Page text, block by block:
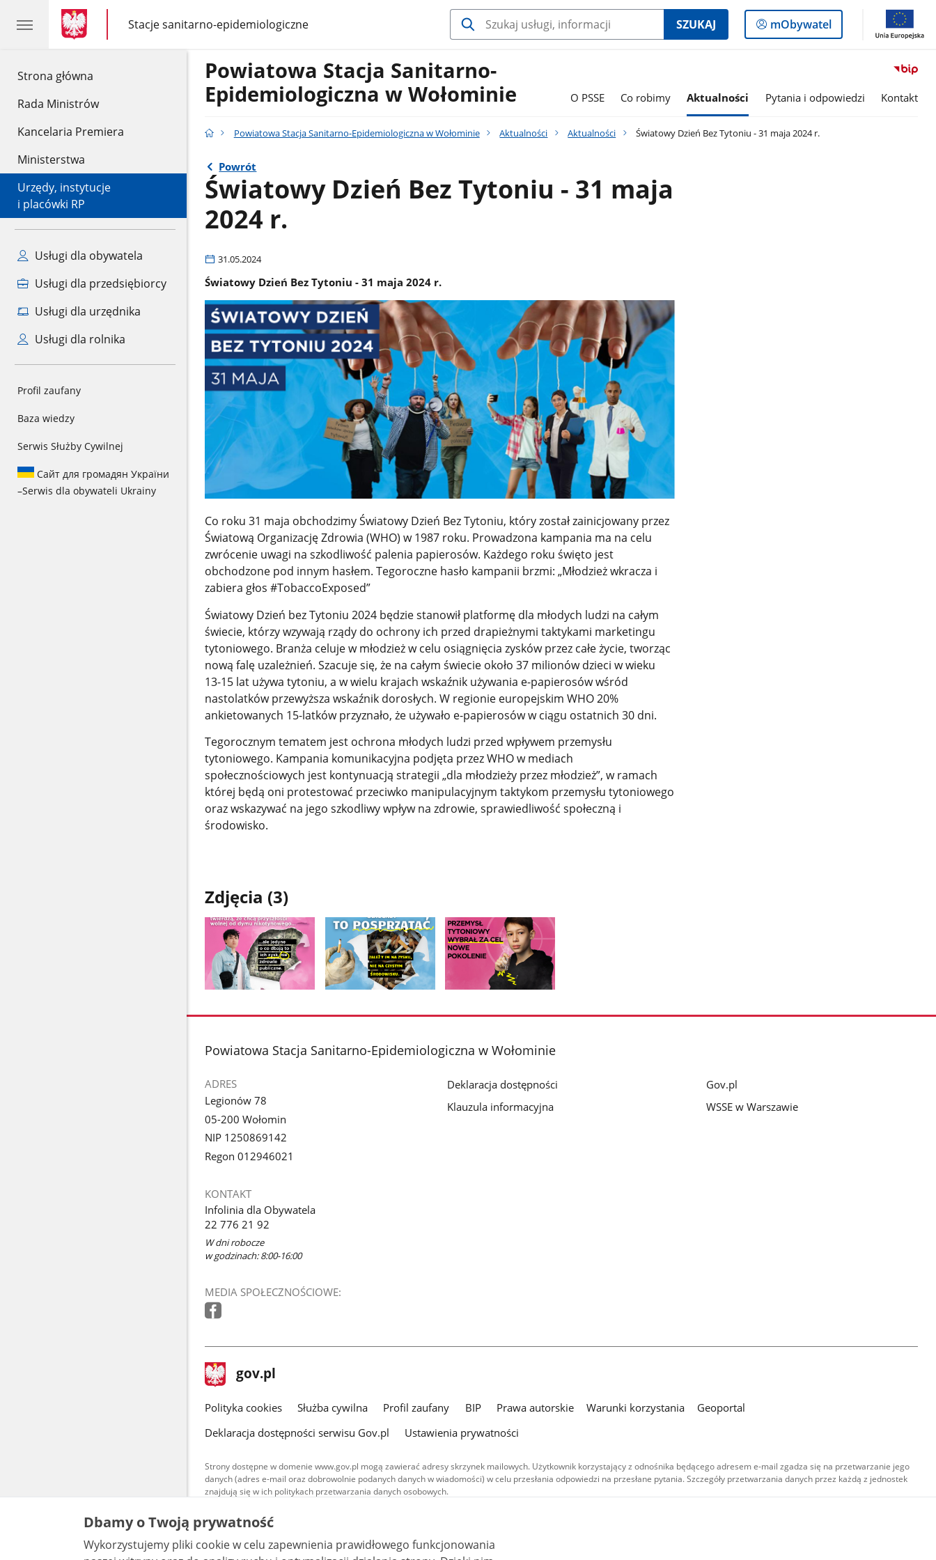
Strona główna
Rada Ministrów
Kancelaria Premiera
Ministerstwa
Urzędy, instytucje
i placówki RP
Usługi dla obywatela
Usługi dla przedsiębiorcy
Usługi dla urzędnika
Usługi dla rolnika
Profil zaufany
Baza wiedzy
Serwis Służby Cywilnej
Сайт для громадян України
–Serwis dla obywateli Ukrainy
gov.pl
gov.pl
Stacje sanitarno-epidemiologiczne
gov.pl
Stacje
sanitarno-
epidemiologiczne
SZUKAJ
Logowanie
do
mObywatel
Powiatowa Stacja Sanitarno-
Epidemiologiczna w Wołominie
O PSSE Co robimy Aktualności Pytania i odpowiedzi Kontakt
Powiatowa Stacja Sanitarno-Epidemiologiczna w Wołominie Aktualności Aktualności Światowy Dzień Bez Tytoniu - 31 maja 2024 r.
Powrót
Światowy Dzień Bez Tytoniu - 31 maja
2024 r.
31.05.2024
Światowy Dzień Bez Tytoniu - 31 maja 2024 r.
Co roku 31 maja obchodzimy Światowy Dzień Bez Tytoniu, który został zainicjowany przez
Światową Organizację Zdrowia (WHO) w 1987 roku. Prowadzona kampania ma na celu
zwrócenie uwagi na szkodliwość palenia papierosów. Każdego roku święto jest
obchodzone pod innym hasłem. Tegoroczne hasło kampanii brzmi: „Młodzież wkracza i
zabiera głos #TobaccoExposed”
Światowy Dzień bez Tytoniu 2024 będzie stanowił platformę dla młodych ludzi na całym
świecie, którzy wzywają rządy do ochrony ich przed drapieżnymi taktykami marketingu
tytoniowego. Branża celuje w młodzież w celu osiągnięcia zysków przez całe życie, tworząc
nową falę uzależnień. Szacuje się, że na całym świecie około 37 milionów dzieci w wieku
13-15 lat używa tytoniu, a w wielu krajach wskaźnik używania e-papierosów wśród
nastolatków przewyższa wskaźnik dorosłych. W regionie europejskim WHO 20%
ankietowanych 15-latków przyznało, że używało e-papierosów w ciągu ostatnich 30 dni.
Tegorocznym tematem jest ochrona młodych ludzi przed wpływem przemysłu
tytoniowego. Kampania komunikacyjna podjęta przez WHO w mediach
społecznościowych jest kontynuacją strategii „dla młodzieży przez młodzież”, w ramach
której będą oni protestować przeciwko manipulacyjnym taktykom przemysłu tytoniowego
oraz wskazywać na jego szkodliwy wpływ na zdrowie, sprawiedliwość społeczną i
środowisko.
Zdjęcia (3)
galerii.
galerii.
galerii.
stopka
Powiatowa Stacja Sanitarno-Epidemiologiczna w Wołominie
ADRES
Legionów 78
05-200 Wołomin
NIP 1250869142
Regon 012946021
KONTAKT
Infolinia dla Obywatela
22 776 21 92
W dni robocze
w godzinach: 8:00-16:00
MEDIA SPOŁECZNOŚCIOWE:
Deklaracja dostępności
Klauzula informacyjna
Gov.pl
WSSE w Warszawie
stopka
gov.pl Strona
gov.pl
gov.pl
Polityka cookies Służba cywilna Profil zaufany BIP Prawa autorskie Warunki korzystania
Geoportal
Deklaracja dostępności serwisu Gov.pl
Ustawienia prywatności
Strony dostępne w domenie www.gov.pl mogą zawierać adresy skrzynek mailowych. Użytkownik korzystający z odnośnika będącego adresem e-mail zgadza się na przetwarzanie jego
danych (adres e-mail oraz dobrowolnie podanych danych w wiadomości) w celu przesłania odpowiedzi na przesłane pytania. Szczegóły przetwarzania danych przez każdą z jednostek
znajdują się w ich politykach przetwarzania danych osobowych.
Treści tekstowe publikowane w serwisie (z wyłączeniem treści audiowizualnych), są
udostępniane na licencji typu Creative Commons: uznanie autorstwa - na tych samych
warunkach 4.0 (CC BY-SA 4.0). Materiały audiowizualne, w tym zdjęcia, materiały audio i wideo,
są udostępniane na licencji typu Creative Commons: uznanie autorstwa użycie niekomercyjne -
Dbamy o Twoją prywatność
Wykorzystujemy pliki cookie w celu zapewnienia prawidłowego funkcjonowania